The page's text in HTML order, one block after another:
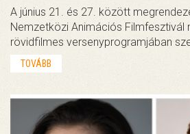
A június 21. és 27. között
Nemzetközi Animációs Filmfesztivál
rövidfilmes versenyprogramjában
TOVÁBB